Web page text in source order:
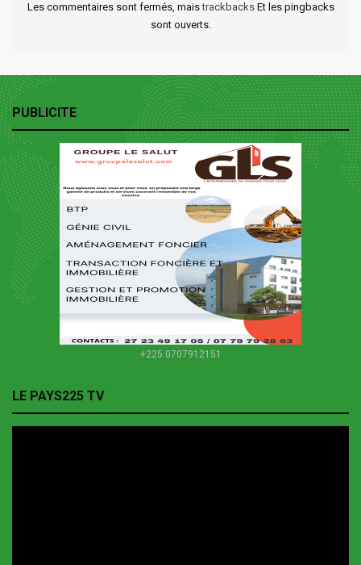
Les commentaires sont fermés, maistrackbacks Et les pingbacks
sont ouverts.
PUBLICITE
+225 0707912151
LE PAYS225 TV